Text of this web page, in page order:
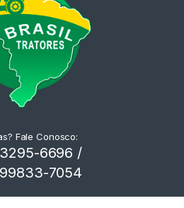
Fale Conosco:
6696 /
7054